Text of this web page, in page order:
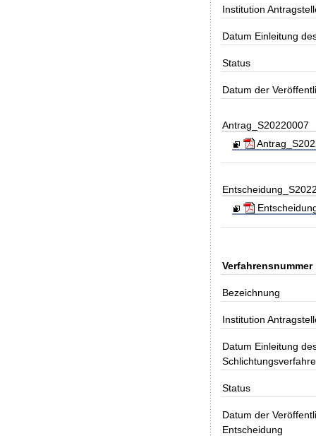
Institution
Datum Einleitung
Status
Datum der
Antrag_S20220007
Verfahrensnummer
Bezeichnung
Institution
Datum Einleitung
Status
Datum der
Entscheidung